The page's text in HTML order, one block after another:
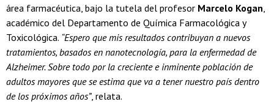
área farmacéutica, bajo la tutela del profesor Marcelo Kogan
académico del Departamento de Química Farmacológica y
Toxicológica. “Espero que mis resultados contribuyan a nuevos
tratamientos, basados en nanotecnología, para la enfermedad de
Alzheimer. Sobre todo por la creciente e inminente población de
adultos mayores que se estima que va a tener nuestro país dentro
de los próximos años”, relata.